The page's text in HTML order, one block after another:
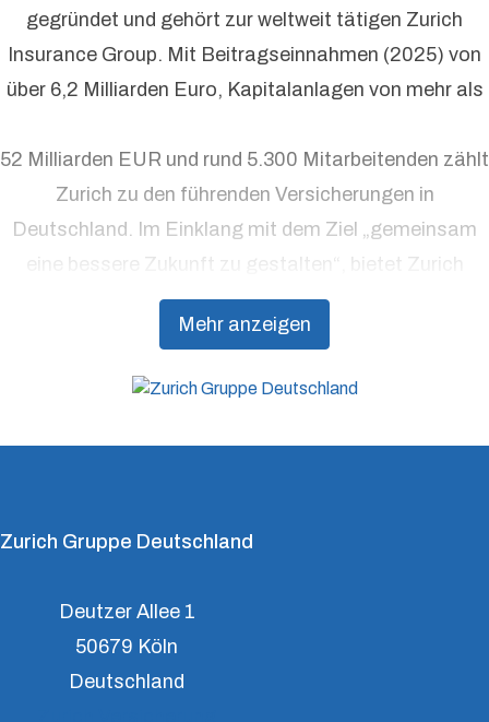
Mehr anzeigen
gegründet und gehört zur weltweit tätigen Zurich
Insurance Group. Mit Beitragseinnahmen (2025) von
über 6,2 Milliarden Euro, Kapitalanlagen von mehr als
52 Milliarden EUR und rund 5.300 Mitarbeitenden zählt
Zurich zu den führenden Versicherungen in
Deutschland. Im Einklang mit dem Ziel „gemeinsam
eine bessere Zukunft zu gestalten“, bietet Zurich
Präventionsdienstleistungen an, die über traditionelle
Versicherungsprodukte hinausgehen, um Kunden
Zurich Gruppe Deutschland
Deutzer Allee 1
50679 Köln
Deutschland